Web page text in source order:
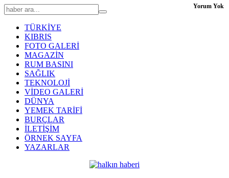
TÜRKİYE
KIBRIS
FOTO GALERİ
MAGAZİN
RUM BASINI
SAĞLIK
TEKNOLOJİ
VİDEO GALERİ
DÜNYA
YEMEK TARİFİ
BURÇLAR
İLETİŞİM
ÖRNEK SAYFA
YAZARLAR
Yorum Yok